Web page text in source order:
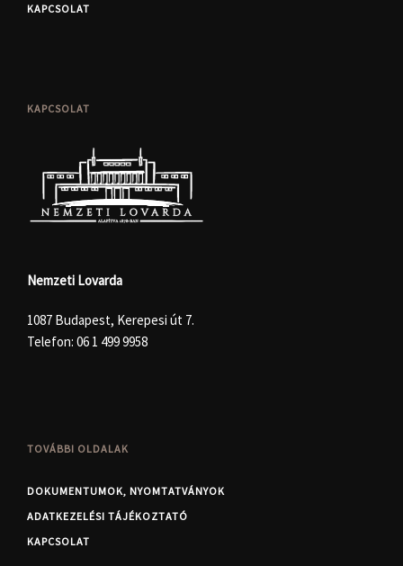
KAPCSOLAT
KAPCSOLAT
Nemzeti Lovarda
1087 Budapest, Kerepesi út 7.
Telefon: 06 1 499 9958
TOVÁBBI OLDALAK
DOKUMENTUMOK, NYOMTATVÁNYOK
ADATKEZELÉSI TÁJÉKOZTATÓ
KAPCSOLAT